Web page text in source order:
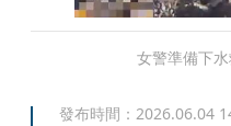
女警準備下水
發布時間： 2026.06.04